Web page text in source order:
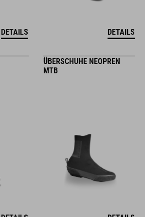
DETAILS DETAILS
ÜBERSCHUHE NEOPREN
MTB